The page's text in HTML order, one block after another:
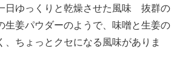
日ゆっくりと乾燥させた風味 抜群の
生姜パウダーのようで、味噌と生姜の
、ちょっとクセになる風味がありま